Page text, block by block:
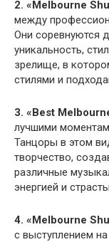
2. «Melbourne
между
Они соревнуются
уникальность,
зрелище, в
стилями и
3. «Best
лучшими
Танцоры в этом
творчество,
различные
энергией и
4. «Melbourne
с выступлением